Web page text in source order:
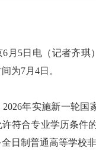
5日电（记者齐琪）
为7月4日。
年实施新一轮国家
符合专业学历条件
日制普通高等学校